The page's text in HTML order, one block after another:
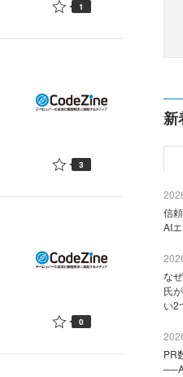
1
3
0
新
信
AI
な
氏
い2
PR